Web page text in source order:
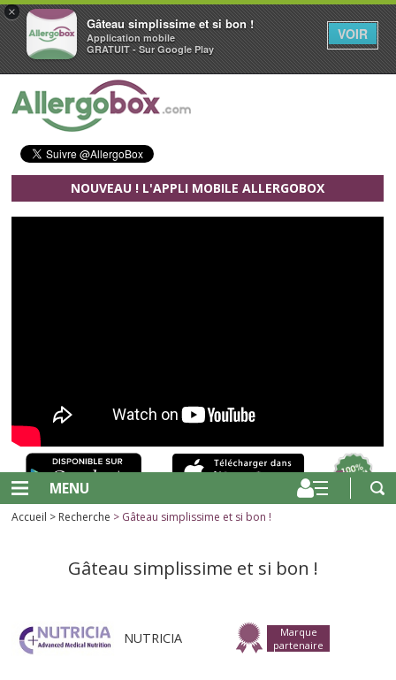
×
Gâteau simplissime et si bon !
Application mobile
GRATUIT - Sur Google Play
VOIR
Aller au contenu principal
NOUVEAU ! L'APPLI MOBILE ALLERGOBOX
MENU
Accueil > Recherche > Gâteau simplissime et si bon !
Gâteau simplissime et si bon !
NUTRICIA
Marque
partenaire